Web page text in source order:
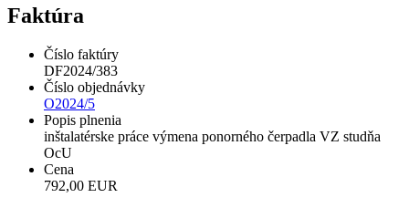
Faktúra
Číslo faktúry
DF2024/383
Číslo objednávky
O2024/5
Popis plnenia
inštalatérske práce výmena ponorného čerpadla VZ studňa
OcU
Cena
792,00 EUR